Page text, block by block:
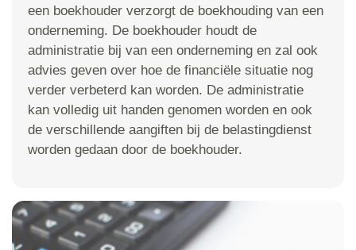
een boekhouder verzorgt de boekhouding van een
onderneming. De boekhouder houdt de
administratie bij van een onderneming en zal ook
advies geven over hoe de financiële situatie nog
verder verbeterd kan worden. De administratie
kan volledig uit handen genomen worden en ook
de verschillende aangiften bij de belastingdienst
worden gedaan door de boekhouder.